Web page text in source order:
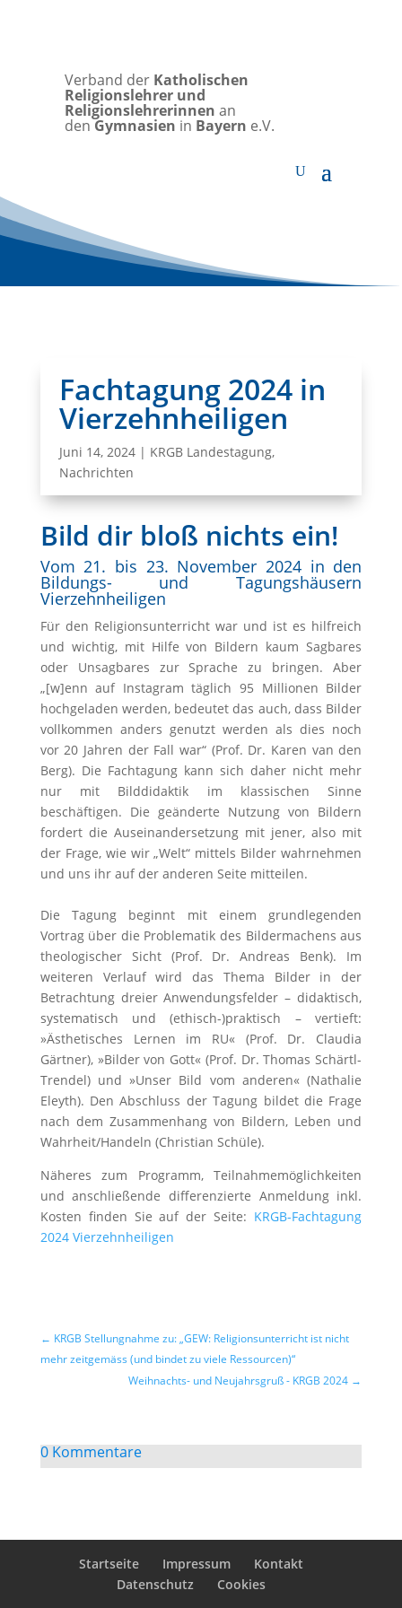
Verband der Katholischen
Religionslehrer und
Religionslehrerinnen an
denGymnasien in Bayern e.V.
Fachtagung 2024 in
Vierzehnheiligen
Juni 14, 2024| KRGB Landestagung,
Nachrichten
Bild dir bloß nichts ein!
Vom 21. bis 23. November 2024 in den
Bildungs- und Tagungshäusern
Vierzehnheiligen
Für den Religionsunterricht war und ist es hilfreich
und wichtig, mit Hilfe von Bildern kaum Sagbares
oder Unsagbares zur Sprache zu bringen. Aber
„[w]enn auf Instagram täglich 95 Millionen Bilder
hochgeladen werden, bedeutet das auch, dass Bilder
vollkommen anders genutzt werden als dies noch
vor 20 Jahren der Fall war“ (Prof. Dr. Karen van den
Berg). Die Fachtagung kann sich daher nicht mehr
nur mit Bilddidaktik im klassischen Sinne
beschäftigen. Die geänderte Nutzung von Bildern
fordert die Auseinandersetzung mit jener, also mit
der Frage, wie wir „Welt“ mittels Bilder wahrnehmen
und uns ihr auf der anderen Seite mitteilen.
Die Tagung beginnt mit einem grundlegenden
Vortrag über die Problematik des Bildermachens aus
theologischer Sicht (Prof. Dr. Andreas Benk). Im
weiteren Verlauf wird das Thema Bilder in der
Betrachtung dreier Anwendungsfelder – didaktisch,
systematisch und (ethisch-)praktisch – vertieft:
»Ästhetisches Lernen im RU« (Prof. Dr. Claudia
Gärtner), »Bilder von Gott« (Prof. Dr. Thomas Schärtl-
Trendel) und »Unser Bild vom anderen« (Nathalie
Eleyth). Den Abschluss der Tagung bildet die Frage
nach dem Zusammenhang von Bildern, Leben und
Wahrheit/Handeln (Christian Schüle).
Näheres zum Programm, Teilnahmemöglichkeiten
und anschließende differenzierte Anmeldung inkl.
Kosten finden Sie auf der Seite: KRGB-Fachtagung
2024 Vierzehnheiligen
← KRGB Stellungnahme zu: „GEW: Religionsunterricht ist nicht
mehr zeitgemäss (und bindet zu viele Ressourcen)“
Weihnachts- und Neujahrsgruß - KRGB 2024 →
0 Kommentare
Startseite Impressum
Kontakt
Datenschutz
Cookies